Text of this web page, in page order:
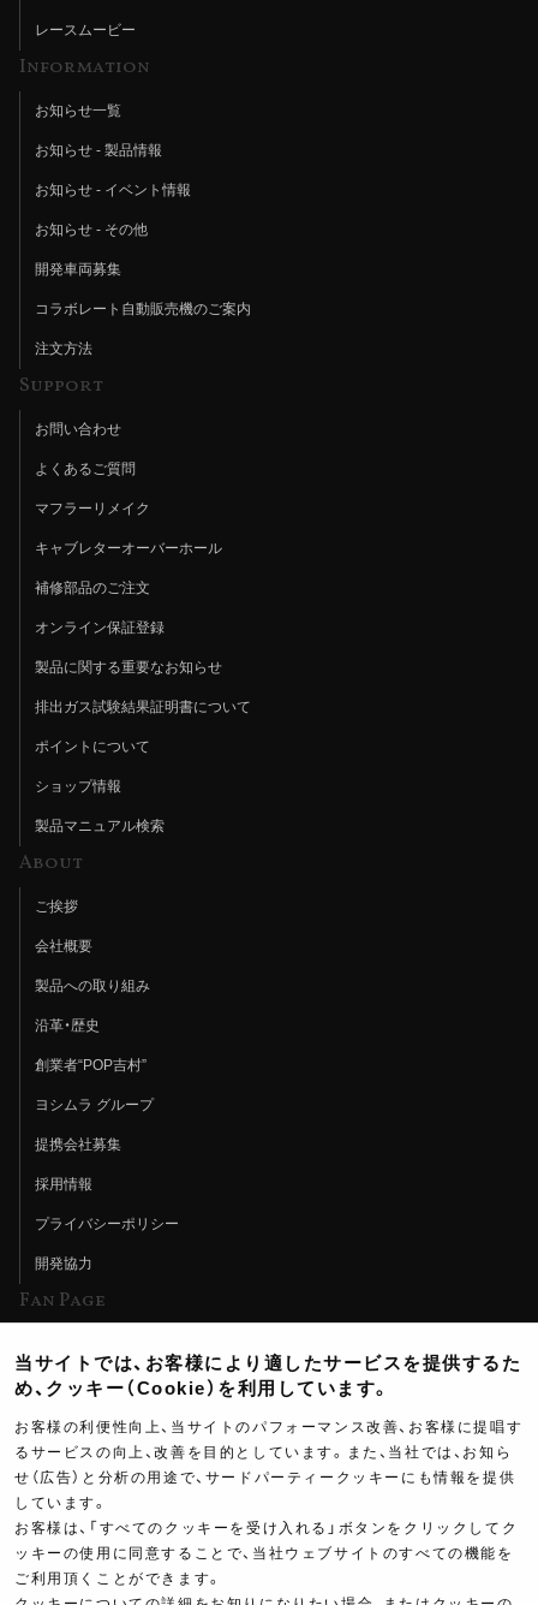
レースムービー
Information
お知らせ一覧
お知らせ - 製品情報
お知らせ - イベント情報
お知らせ - その他
開発車両募集
コラボレート自動販売機のご案内
注文方法
Support
お問い合わせ
よくあるご質問
マフラーリメイク
キャブレターオーバーホール
補修部品のご注文
オンライン保証登録
製品に関する重要なお知らせ
排出ガス試験結果証明書について
ポイントについて
ショップ情報
製品マニュアル検索
About
ご挨拶
会社概要
製品への取り組み
沿革・歴史
創業者“POP吉村”
ヨシムラ グループ
提携会社募集
採用情報
プライバシーポリシー
開発協力
Fan Page
ヨシムラTV
イベント情報
イベントスケジュール
ツーリングブレイクタイム
製品ポスター
当サイトでは、お客様により適したサービスを提供するた
め、クッキー（Cookie）を利用しています。
お客様の利便性向上、当サイトのパフォーマンス改善、お客様に提唱す
るサービスの向上、改善を目的としています。また、当社では、お知ら
せ（広告）と分析の用途で、サードパーティークッキーにも情報を提供
しています。
お客様は、「すべてのクッキーを受け入れる」ボタンをクリックしてク
ッキーの使用に同意することで、当社ウェブサイトのすべての機能を
ご利用頂くことができます。